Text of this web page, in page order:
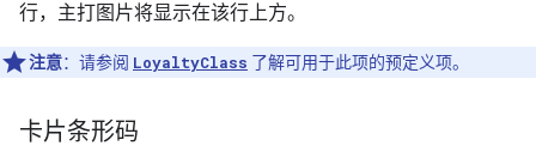
行，主打图片将显示在该行上方。
注意：请参阅 LoyaltyClass 了解可用于此项的预定义项。
卡片条形码